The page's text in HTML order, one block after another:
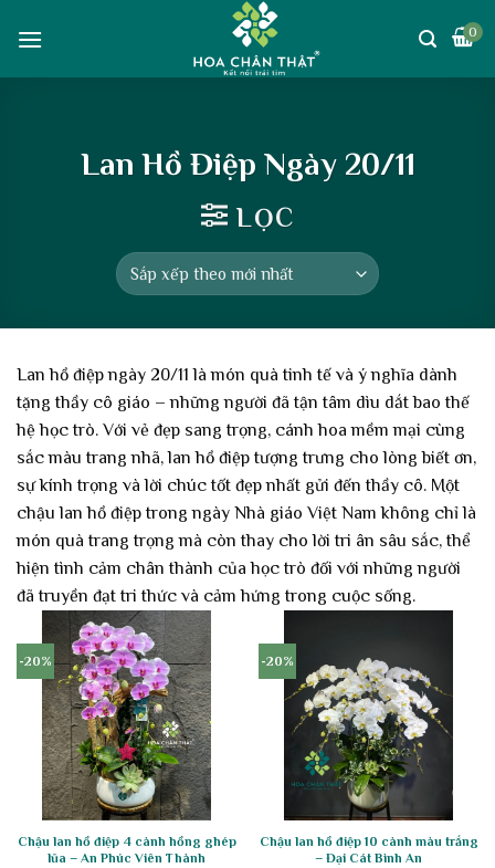
0
Lan Hồ Điệp Ngày 20/11
LỌC
Lan hồ điệp ngày 20/11 là món quà tinh tế và ý nghĩa dành
tặng thầy cô giáo – những người đã tận tâm dìu dắt bao thế
hệ học trò. Với vẻ đẹp sang trọng, cánh hoa mềm mại cùng
sắc màu trang nhã, lan hồ điệp tượng trưng cho lòng biết ơn,
sự kính trọng và lời chúc tốt đẹp nhất gửi đến thầy cô. Một
chậu lan hồ điệp trong ngày Nhà giáo Việt Nam không chỉ là
món quà trang trọng mà còn thay cho lời tri ân sâu sắc, thể
hiện tình cảm chân thành của học trò đối với những người
đã truyền đạt tri thức và cảm hứng trong cuộc sống.
-20%
Chậu lan hồ điệp 4 cành hồng ghép
lũa – An Phúc Viên Thành
-20%
Chậu lan hồ điệp 10 cành màu trắng
– Đại Cát Bình An